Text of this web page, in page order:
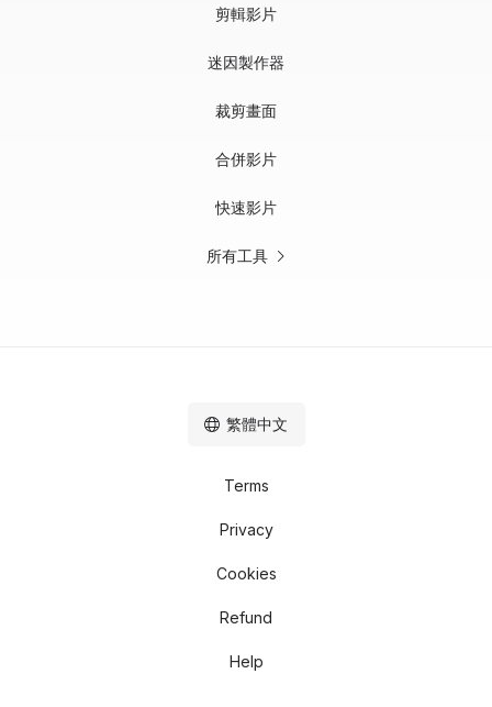
剪輯影片
迷因製作器
裁剪畫面
合併影片
快速影片
所有工具
Terms
Privacy
Cookies
Refund
Help
繁體中文